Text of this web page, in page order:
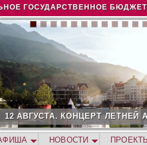
Jump to
ГОСУДАРСТВЕННОЕ
12 АВГУСТА. КОНЦЕРТ ЛЕТНЕЙ
НОВОСТИ ПРОЕКТЫ